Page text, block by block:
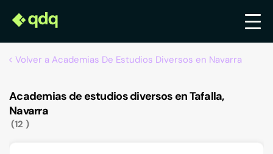
Volver a Academias De Estudios Diversos en Navarra
Academias de estudios diversos en Tafalla,
Navarra
12